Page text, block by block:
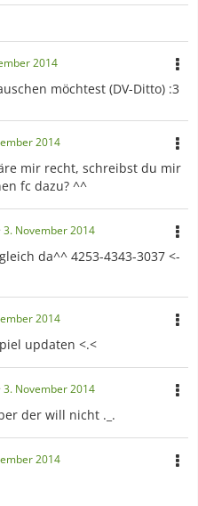
2014
möchtest (DV-Ditto) :3
2014
mir recht, schreibst du mir
fc dazu? ^^
3. November 2014
da^^ 4253-4343-3037 <-
2014
updaten <.<
3. November 2014
der will nicht ._.
2014